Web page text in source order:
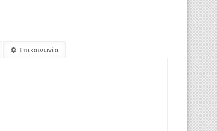
Επικοινωνία